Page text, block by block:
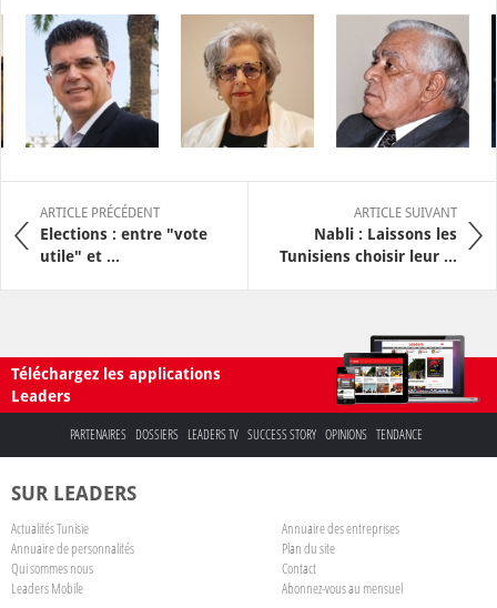
ARTICLE PRÉCÉDENT
Elections : entre "vote
utile" et ...
ARTICLE SUIVANT
Nabli : Laissons les
Tunisiens choisir leur ...
Téléchargez les applications
Leaders
PARTENAIRES DOSSIERS LEADERS TV SUCCESS STORY OPINIONS TENDANCE
SUR LEADERS
Actualités Tunisie
Annuaire des entreprises
Annuaire de personnalités
Plan du site
Qui sommes nous
Contact
Leaders Mobile
Abonnez-vous au mensuel